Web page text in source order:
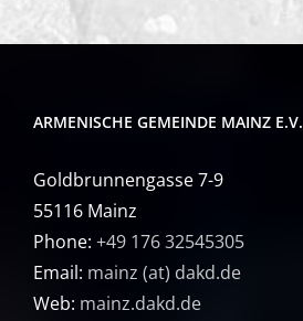
ARMENISCHE GEMEINDE MAINZ E.V.
Goldbrunnengasse 7-9
55116 Mainz
Phone: +49 176 32545305
Email: mainz (at) dakd.de
Web: mainz.dakd.de